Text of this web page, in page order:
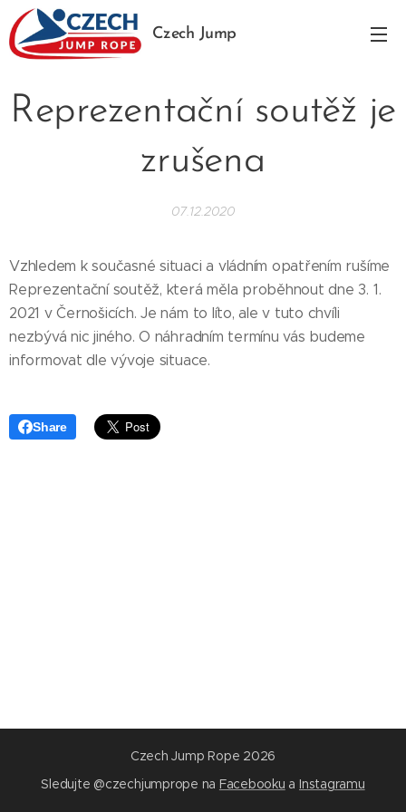
Czech Jump
Reprezentační soutěž je
zrušena
07.12.2020
Vzhledem k současné situaci a vládním opatřením rušíme
Reprezentační soutěž, která měla proběhnout dne 3. 1.
2021 v Černošicích. Je nám to líto, ale v tuto chvíli
nezbývá nic jiného. O náhradním termínu vás budeme
informovat dle vývoje situace.
Share
Czech Jump Rope 2026
Sledujte @czechjumprope na Facebooku aInstagramu